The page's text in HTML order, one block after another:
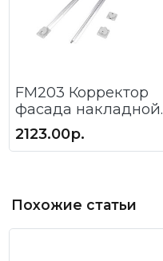
FM203 Корректор
фасада накладной,
L=1000-2700 мм,
FIRMAX.
2123.00р.
Похожие статьи